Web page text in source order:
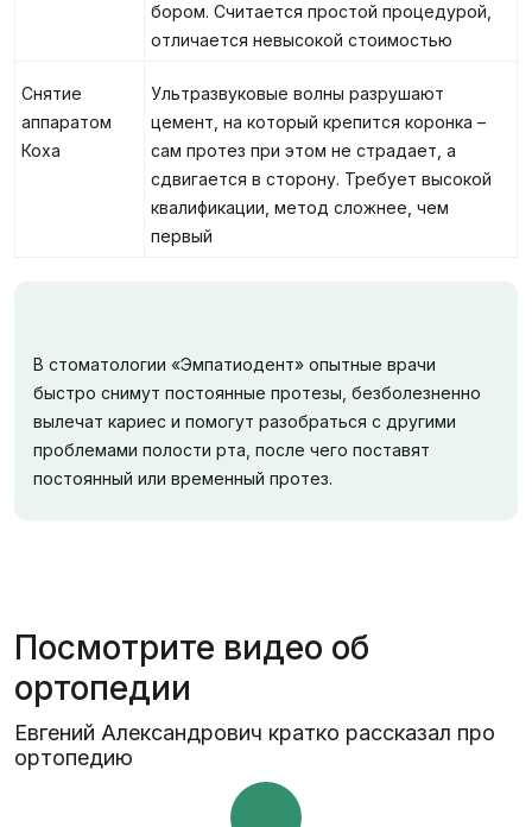
бором. Считается простой процедурой,
отличается невысокой стоимостью
Снятие
аппаратом
Коха
Ультразвуковые волны разрушают
цемент, на который крепится коронка –
сам протез при этом не страдает, а
сдвигается в сторону. Требует высокой
квалификации, метод сложнее, чем
первый
В стоматологии «Эмпатиодент» опытные врачи
быстро снимут постоянные протезы, безболезненно
вылечат кариес и помогут разобраться с другими
проблемами полости рта, после чего поставят
постоянный или временный протез.
Посмотрите видео об
ортопедии
Евгений Александрович кратко рассказал про
ортопедию